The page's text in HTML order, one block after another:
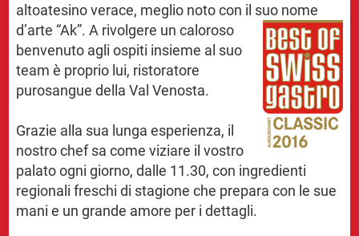
altoatesino verace, meglio noto con il suo nome
d’arte “Ak”. A rivolgere un caloroso
benvenuto agli ospiti insieme al suo
team è proprio lui, ristoratore
purosangue della Val Venosta.
Grazie alla sua lunga esperienza, il
nostro chef sa come viziare il vostro
palato ogni giorno, dalle 11.30, con ingredienti
regionali freschi di stagione che prepara con le sue
mani e un grande amore per i dettagli.